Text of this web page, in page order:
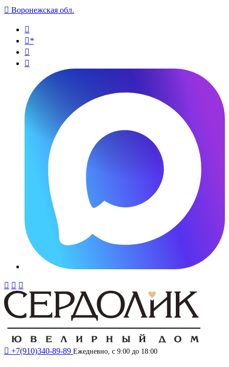
 Воронежская обл.

*


  
 +7(910)340-89-89 Ежедневно, с 9:00 до 18:00